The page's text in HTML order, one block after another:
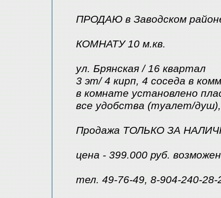
ПРОДАЮ в Заводском
КОМНАТУ 10 м.кв.
ул. Брянская / 16 квартал
3 эт/ 4 кирп, 4 соседа в
в комнате установлено
все удобства (туалет/
Продажа ТОЛЬКО ЗА
цена - 399.000 руб.
тел. 49-76-49, 8-904-240-28-